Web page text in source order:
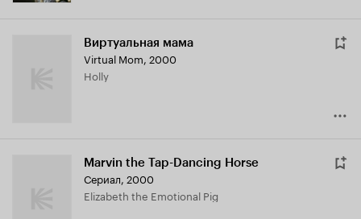
Виртуальная мама
Virtual Mom, 2000
Holly
Marvin the Tap-Dancing Horse
Сериал, 2000
Elizabeth the Emotional Pig